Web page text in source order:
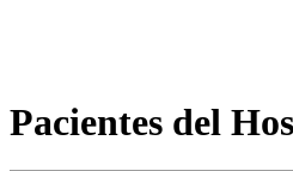
Pacientes del